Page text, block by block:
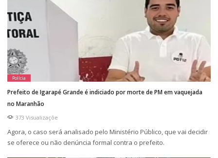
Polícia
Prefeito de Igarapé Grande é indiciado por morte de PM em vaquejada
no Maranhão
373 Visualizaçõe
Agora, o caso será analisado pelo Ministério Público, que vai decidir
se oferece ou não denúncia formal contra o prefeito.